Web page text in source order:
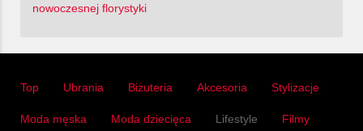
nowoczesnej florystyki
Top Ubrania Biżuteria Akcesoria Stylizacje
Moda męska Moda dziecięca Lifestyle Filmy